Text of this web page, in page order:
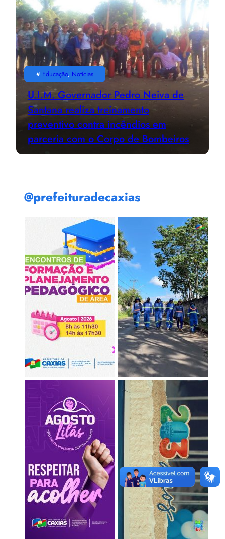
# Educação, Notícias
U.I.M. Governador Pedro Neiva de
Santana realiza treinamento
preventivo contra incêndios em
parceria com o Corpo de Bombeiros
@prefeituradecaxias